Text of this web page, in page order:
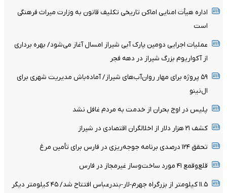
اداره هیأت امنایی اماکن تاریخی تکلیف قانون به وزارت میراث فرهنگی
است
عملیات اجرایی دومین پارک آبی شیراز امسال آغاز می‌شود/ بهره برداری
از آکواریوم بزرگ شیراز در دهه فجر
۵۹ پروژه برای مهار روان‌آب‌های شیراز/ آماده‌باش مدیریت شهری برای
ال‌نینو
پلیس در اوج بحران از خدمت به مردم غافل نشد
کشف ۲۱ هزار دلار از اخلالگران اقتصادی در شیراز
تحقق ۱۲۴ درصدی برنامه جوجه‌ریزی در فارس برای تأمین مرغ
قلع‌وقمع ۴۱ مورد ساخت‌وساز غیرمجاز در فارس
۱۱.۵ کیلومتر از بزرگراه جهرم-لار-بندرعباس افتتاح شد/ ۴۵ کیلومتر دیگر